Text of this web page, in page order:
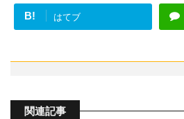
B! はてブ
関連記事